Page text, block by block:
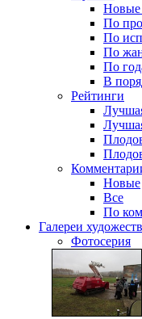
Новые
По
По
По
По
В
Рейтинги
Новые
Все
По
Галереи
Фотосерия